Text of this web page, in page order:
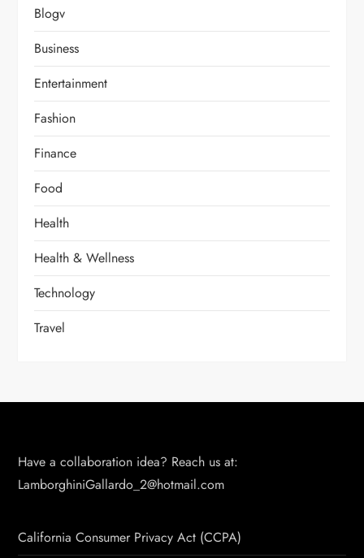
Blogv
Business
Entertainment
Fashion
Finance
Food
Health
Health & Wellness
Technology
Travel
Have a collaboration idea? Reach us at:
LamborghiniGallardo_2@hotmail.com
California Consumer Privacy Act (CCPA)